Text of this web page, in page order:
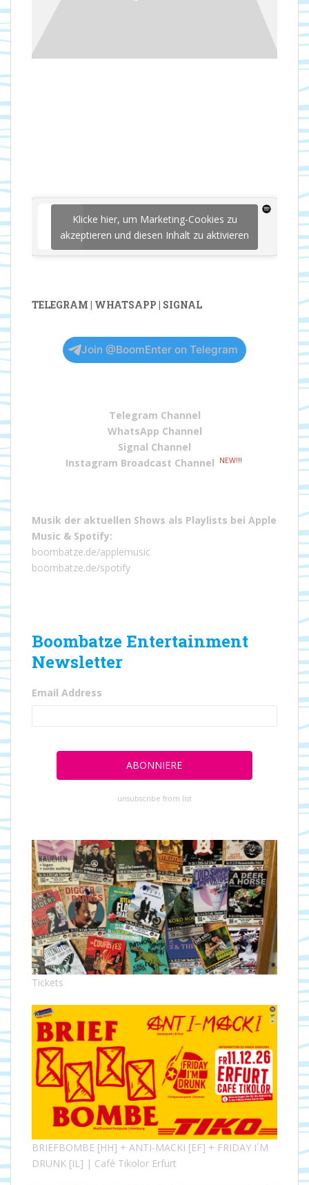
Klicke hier, um Marketing-Cookies zu
akzeptieren und diesen Inhalt zu aktivieren
TELEGRAM | WHATSAPP | SIGNAL
Join @BoomEnter on Telegram
Telegram Channel
WhatsApp Channel
Signal Channel
Instagram Broadcast Channel
NEW!!!
Musik der aktuellen Shows als Playlists bei Apple
Music & Spotify:
boombatze.de/applemusic
boombatze.de/spotify
Boombatze Entertainment
Newsletter
Email Address
unsubscribe from list
Tickets
BRIEFBOMBE [HH] + ANTI-MACKI [EF] + FRIDAY I´M
DRUNK [IL] | Café Tikolor Erfurt